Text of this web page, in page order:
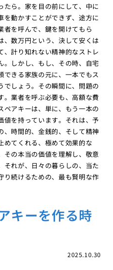
たら。家を目の前にして、中に
を動かすことができず、途方に
者を呼んで、鍵を開けてもら
、数万円という、決して安くは
、計り知れない精神的なストレ
。しかし、もし、その時、自宅
できる家族の元に、一本でもス
でしょう。その瞬間に、問題の
。業者を呼ぶ必要も、高額な費
ペアキーは、単に、もう一本の
値を持っています。それは、予
、時間的、金銭的、そして精神
めてくれる、極めて効果的な
その本当の価値を理解し、敬意
それが、日々の暮らしの、当た
り続けるための、最も賢明な作
キーを作る時
2025.10.30